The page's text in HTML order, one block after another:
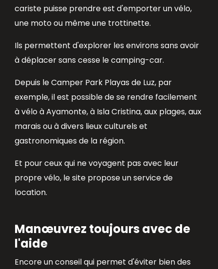
cariste puisse prendre est d'emporter un vélo,
une moto ou même une trottinette.
Ils permettent d'explorer les environs sans avoir
à déplacer sans cesse le camping-car.
Depuis le Camper Park Playas de Luz, par
exemple, il est possible de se rendre facilement
à vélo à Ayamonte, à Isla Cristina, aux plages, aux
marais ou à divers lieux culturels et
gastronomiques de la région.
Et pour ceux qui ne voyagent pas avec leur
propre vélo, le site propose un service de
location.
Manœuvrez toujours avec de
l'aide
Encore un conseil qui permet d'éviter bien des